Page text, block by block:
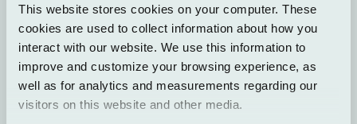
This website stores cookies on your computer. These
cookies are used to collect information about how you
interact with our website. We use this information to
improve and customize your browsing experience, as
well as for analytics and measurements regarding our
visitors on this website and other media.
Weitere mit Performance Cookies gesammelte
Informationen können z.B. sein: verwendeter
Internet-Browser und Betriebssystem, Domain-
Name der Webseite, von der Sie kamen,
Anzahl der Besuche, durchschnittliche
Verweilzeit, aufgerufene Seiten.